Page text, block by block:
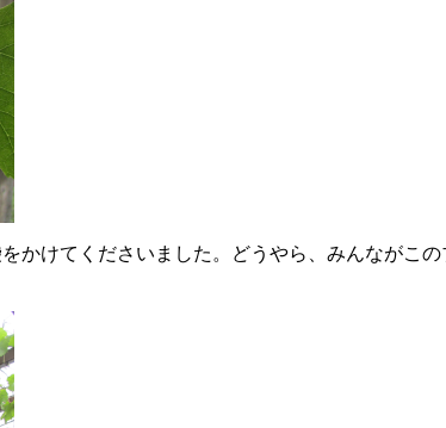
かけてくださいました。どうやら、みんながこ